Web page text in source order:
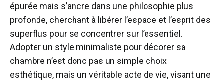
épurée mais s’ancre dans une philosophie plus
profonde, cherchant à libérer l’espace et l’esprit des
superflus pour se concentrer sur l’essentiel.
Adopter un style minimaliste pour décorer sa
chambre n’est donc pas un simple choix
esthétique, mais un véritable acte de vie, visant une